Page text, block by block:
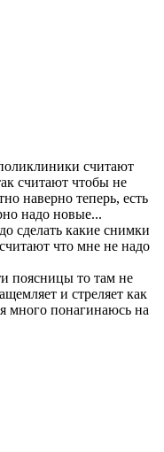
считают
считают чтобы не
наверно теперь, есть
надо новые...
сделать какие снимки
что мне не надо
поясницы то там не
и стреляет как
много понагинаюсь на